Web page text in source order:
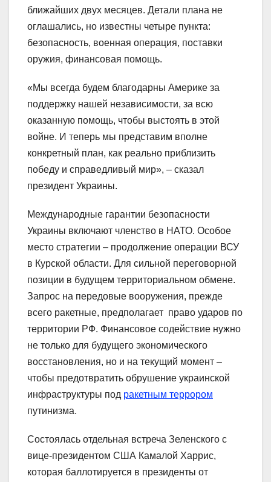
ближайших двух месяцев. Детали плана не
оглашались, но известны четыре пункта:
безопасность, военная операция, поставки
оружия, финансовая помощь.
«Мы всегда будем благодарны Америке за
поддержку нашей независимости, за всю
оказанную помощь, чтобы выстоять в этой
войне. И теперь мы представим вполне
конкретный план, как реально приблизить
победу и справедливый мир», – сказал
президент Украины.
Международные гарантии безопасности
Украины включают членство в НАТО. Особое
место стратегии – продолжение операции ВСУ
в Курской области. Для сильной переговорной
позиции в будущем территориальном обмене.
Запрос на передовые вооружения, прежде
всего ракетные, предполагает право ударов по
территории РФ. Финансовое содействие нужно
не только для будущего экономического
восстановления, но и на текущий момент –
чтобы предотвратить обрушение украинской
инфраструктуры под ракетным террором
путинизма.
Состоялась отдельная встреча Зеленского с
вице-президентом США Камалой Харрис,
которая баллотируется в президенты от